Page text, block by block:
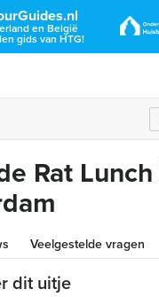
en België
gids van HTG!
Rat
Veelgestelde vragen
dit uitje